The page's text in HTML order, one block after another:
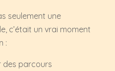
seulement une
c’était un vrai moment
:
des parcours